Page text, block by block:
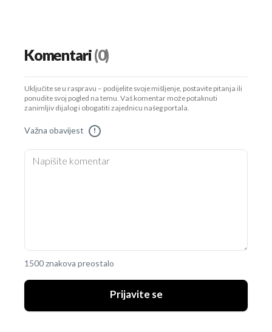
Komentari(0)
Uključite se u raspravu – podijelite svoje mišljenje, postavite pitanja ili
ponudite svoj pogled na temu. Vaš komentar može potaknuti
zanimljiv dijalog i obogatiti zajednicu našeg portala.
Važna obavijest !
1500 znakova preostalo
Prijavite se